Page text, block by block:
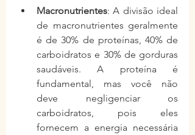
Macronutrientes: A divisão ideal
de macronutrientes geralmente
é de 30% de proteínas, 40% de
carboidratos e 30% de gorduras
saudáveis. A proteína é
fundamental, mas você não
deve negligenciar os
carboidratos, pois eles
fornecem a energia necessária